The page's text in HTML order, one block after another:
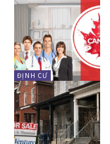
ĐỊNH CƯ